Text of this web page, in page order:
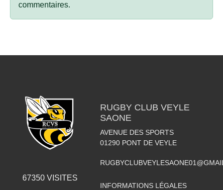
commentaires.
67350VISITES
RUGBY CLUB VEYLE
SAONE
AVENUE DES SPORTS
01290 PONT DE VEYLE
INFORMATIONS LÉGALES